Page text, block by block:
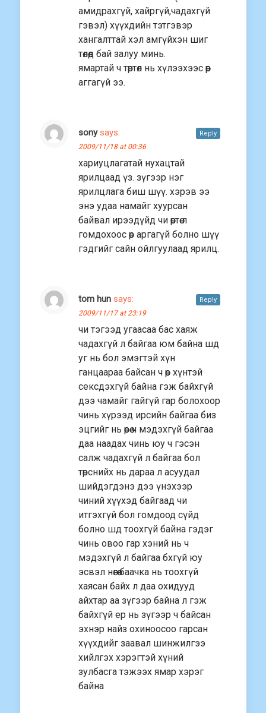
амидрахгүй, хайргүй,чадахгүй
гэвэл) хүүхдийн тэтгэвэр
хангалттай хэл амгүйхэн шиг
төлөөд бай залуу минь.
ямартай ч төртөл нь хүлээхээс өөр
аггагүй ээ.
sony says:
2009/11/18 at 00:36
хариуцлагатай нухацтай
ярилцаад үз. зүгээр нэг
ярилцлага биш шүү. хэрэв ээ
энэ удаа намайг хуурсан
байвал ирээдүйд чи өөртөө л
гомдохоос өөр аргагүй болно шүү
гэдгийг сайн ойлгуулаад ярилц.
Reply
tom hun says:
2009/11/17 at 23:19
чи тэгээд угаасаа бас хаяж
чадахгүй л байгаа юм байна шд
уг нь бол эмэгтэй хүн
ганцаараа байсан ч өөр хүнтэй
сексдэхгүй байна гэж байхгүй
дээ чамайг гайгүй гар болохоор
чинь хүрээд ирсийн байгаа биз
эцгийг нь өөрөө ч мэдэхгүй байгаа
даа наадах чинь юу ч гэсэн
салж чадахгүй л байгаа бол
төрснийх нь дараа л асуудал
шийдэгдэнэ дээ үнэхээр
чиний хүүхэд байгаад чи
итгэхгүй бол гомдоод сүйд
болно шд тоохгүй байна гэдэг
чинь овоо гар хэний нь ч
мэдэхгүй л байгаа бхгүй юу
эсвэл нөгөө баачка нь тоохгүй
хаясан байх л даа охидууд
айхтар аа зүгээр байна л гэж
байхгүй ер нь зүгээр ч байсан
эхнэр найз охиноосоо гарсан
хүүхдийг заавал шинжилгээ
хийлгэх хэрэгтэй хүний
зулбасга тэжээх ямар хэрэг
байна
Reply